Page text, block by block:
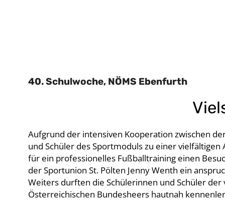
40. Schulwoche, NÖMS Ebenfurth
Aufgrund der intensiven Kooperation zwischen
und Schüler des Sportmoduls zu einer vielfältigen
für ein professionelles Fußballtraining einen
der Sportunion St. Pölten Jenny Wenth ein
Weiters durften die Schülerinnen und Schüler der
Österreichischen Bundesheers hautnah